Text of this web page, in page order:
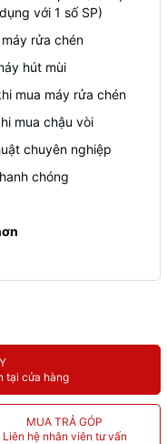
với 1 số SP)
rửa chén
hút mùi
mua máy rửa chén
mua chậu vòi
chuyên nghiệp
chóng
tại cửa hàng
MUA TRẢ GÓP
Liên hệ nhân viên tư vấn